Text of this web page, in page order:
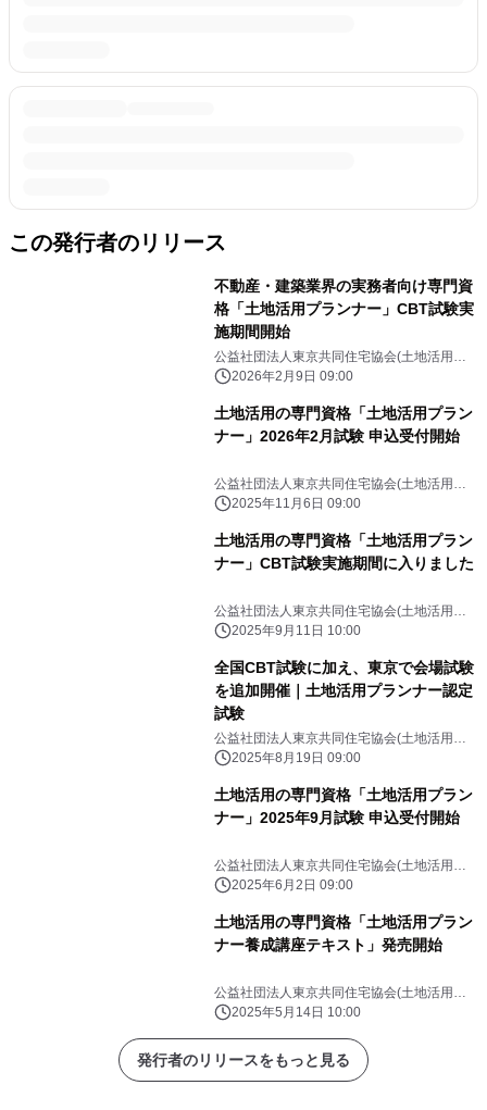
この発行者のリリース
不動産・建築業界の実務者向け専門資
格「土地活用プランナー」CBT試験実
施期間開始
公益社団法人東京共同住宅協会(土地活用プ
ランナー)
2026年2月9日 09:00
土地活用の専門資格「土地活用プラン
ナー」2026年2月試験 申込受付開始
公益社団法人東京共同住宅協会(土地活用プ
ランナー)
2025年11月6日 09:00
土地活用の専門資格「土地活用プラン
ナー」CBT試験実施期間に入りました
公益社団法人東京共同住宅協会(土地活用プ
ランナー)
2025年9月11日 10:00
全国CBT試験に加え、東京で会場試験
を追加開催｜土地活用プランナー認定
試験
公益社団法人東京共同住宅協会(土地活用プ
ランナー)
2025年8月19日 09:00
土地活用の専門資格「土地活用プラン
ナー」2025年9月試験 申込受付開始
公益社団法人東京共同住宅協会(土地活用プ
ランナー)
2025年6月2日 09:00
土地活用の専門資格「土地活用プラン
ナー養成講座テキスト」発売開始
公益社団法人東京共同住宅協会(土地活用プ
ランナー)
2025年5月14日 10:00
発行者のリリースをもっと見る